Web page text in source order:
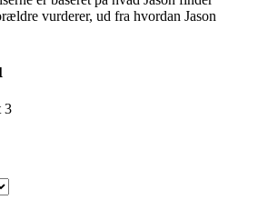
vurderer, ud fra hvordan Jason
3